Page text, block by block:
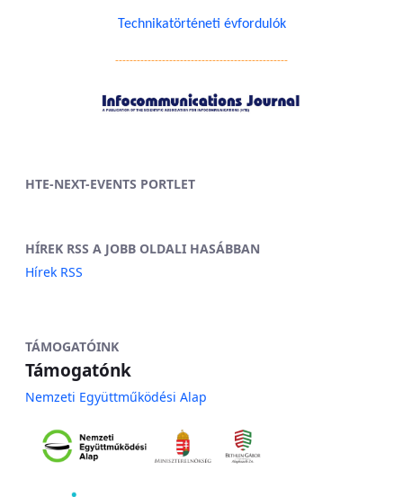
Technikatörténeti évfordulók
------------------------------------------------
HTE-NEXT-EVENTS PORTLET
HÍREK RSS A JOBB OLDALI HASÁBBAN
Hírek RSS
TÁMOGATÓINK
Támogatónk
Nemzeti Együttműködési Alap